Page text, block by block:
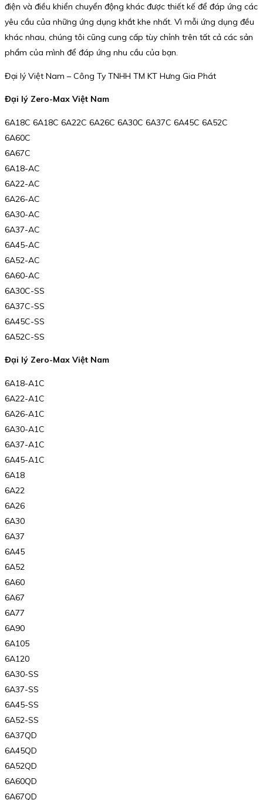
điện và điều khiển chuyển động khác được thiết kế để đáp ứng các
yêu cầu của những ứng dụng khắt khe nhất. Vì mỗi ứng dụng đều
khác nhau, chúng tôi cũng cung cấp tùy chỉnh trên tất cả các sản
phẩm của mình để đáp ứng nhu cầu của bạn.
Đại lý Việt Nam – Công Ty TNHH TM KT Hưng Gia Phát
Đại lý Zero-Max Việt Nam
6A18C 6A18C 6A22C 6A26C 6A30C 6A37C 6A45C 6A52C
6A60C
6A67C
6A18-AC
6A22-AC
6A26-AC
6A30-AC
6A37-AC
6A45-AC
6A52-AC
6A60-AC
6A30C-SS
6A37C-SS
6A45C-SS
6A52C-SS
Đại lý Zero-Max Việt Nam
6A18-A1C
6A22-A1C
6A26-A1C
6A30-A1C
6A37-A1C
6A45-A1C
6A18
6A22
6A26
6A30
6A37
6A45
6A52
6A60
6A67
6A77
6A90
6A105
6A120
6A30-SS
6A37-SS
6A45-SS
6A52-SS
6A37QD
6A45QD
6A52QD
6A60QD
6A67QD